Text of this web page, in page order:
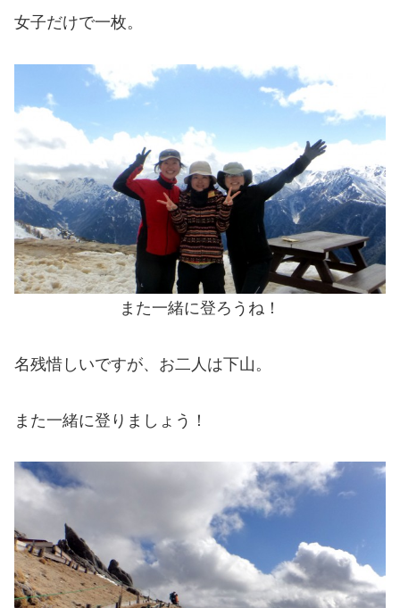
女子だけで一枚。
また一緒に登ろうね！
名残惜しいですが、お二人は下山。
また一緒に登りましょう！